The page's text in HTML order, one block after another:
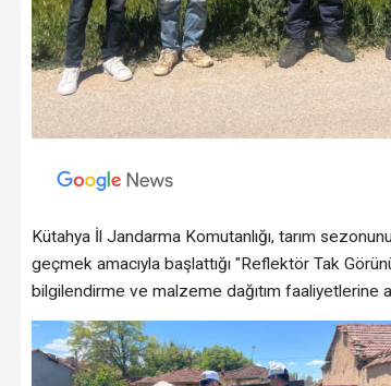
Kütahya İl Jandarma Komutanlığı, tarım
geçmek amacıyla başlattığı "Reflektör Tak
bilgilendirme ve malzeme dağıtım faaliyetlerine